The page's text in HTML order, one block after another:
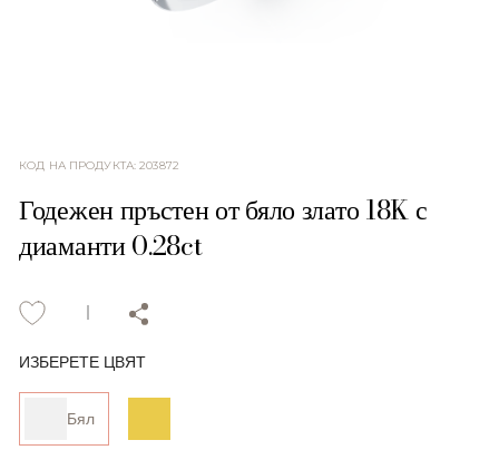
КОД НА ПРОДУКТА:203872
Годежен пръстен от бяло злато 18K с
диаманти 0.28ct
ИЗБЕРЕТЕ ЦВЯТ
Бял